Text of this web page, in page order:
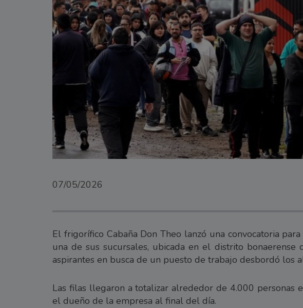
07/05/2026
El frigorífico Cabaña Don Theo lanzó una convocatoria
una de sus sucursales, ubicada en el distrito bonaerense
aspirantes en busca de un puesto de trabajo desbordó los
Las filas llegaron a totalizar alrededor de 4.000 personas
el dueño de la empresa al final del día.